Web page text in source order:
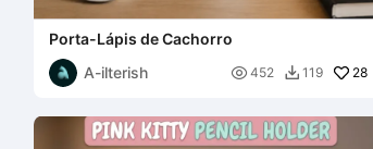
Porta-Lápis de Cachorro
A-ilterish
 452  119 28